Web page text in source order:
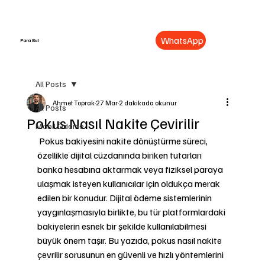
Para Bul WhatsApp
All Posts
Mobil Ödeme
All Posts
Pokus Nasıl Nakite Çevirilir
Ahmet Toprak27 Mar2 dakikada okunur
Pokus bakiyesini nakite dönüştürme süreci,
özellikle dijital cüzdanında biriken tutarları
banka hesabına aktarmak veya fiziksel paraya
ulaşmak isteyen kullanıcılar için oldukça merak
edilen bir konudur. Dijital ödeme sistemlerinin
yaygınlaşmasıyla birlikte, bu tür platformlardaki
bakiyelerin esnek bir şekilde kullanılabilmesi
büyük önem taşır. Bu yazıda, pokus nasıl nakite
çevrilir sorusunun en güvenli ve hızlı yöntemlerini